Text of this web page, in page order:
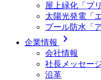
屋上緑化「プ
太陽光発電「
プール防水「
企業情報
chevron_right
会社情報
社長メッセー
沿革